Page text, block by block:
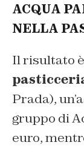
ACQUA
NELLA
Il risultato
Prada),
gruppo di
euro,